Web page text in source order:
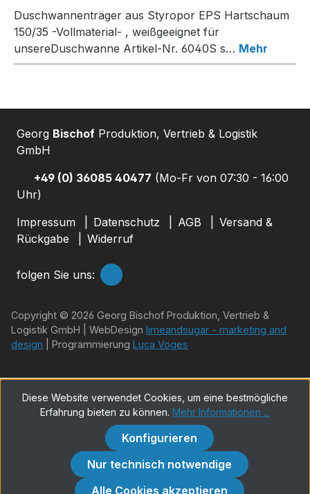
Duschwannenträger aus Styropor EPS Hartschaum
150/35 -Vollmaterial- , weißgeeignet für
unsereDuschwanne Artikel-Nr. 6040S s… Mehr
Georg Bischof Produktion, Vertrieb & Logistik
GmbH
+49 (0) 36085 40477 (Mo-Fr von 07:30 - 16:00
Uhr)
Impressum
Datenschutz AGB
Versand &
Rückgabe
Widerruf
folgen Sie uns:
Copyright © 2026 Georg Bischof Produktion, Vertrieb &
Logistik GmbH | WebDesign limeandsugar - marketing and
design | Programmierung Luca Voges
Diese Website verwendet Cookies, um eine bestmögliche
Erfahrung bieten zu können. Mehr Informationen ...
Nur technisch notwendige
Konfigurieren
Alle Cookies akzeptieren